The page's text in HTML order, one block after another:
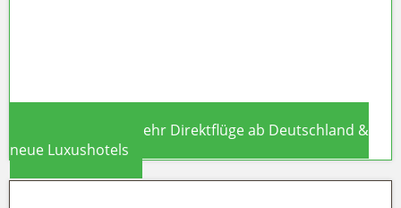
Sardinien 2026: Mehr Direktflüge ab Deutschland &
neue Luxushotels